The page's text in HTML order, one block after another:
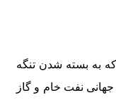
که به بسته شدن تنگه
نفت خام و گاز